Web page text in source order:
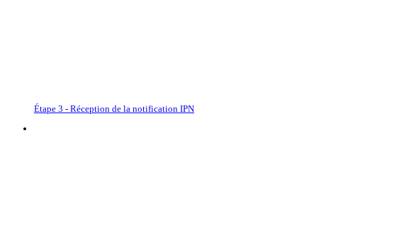
Étape 3 - Réception de la notification IPN